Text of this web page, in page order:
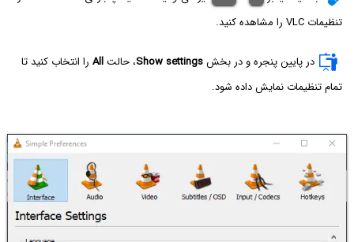
تنظیمات VLC را مشاهده کنید.
در پایین پنجره و در بخشShow settings، حالتAll را انتخاب کنید تا
تمام تنظیمات نمایش داده شود.